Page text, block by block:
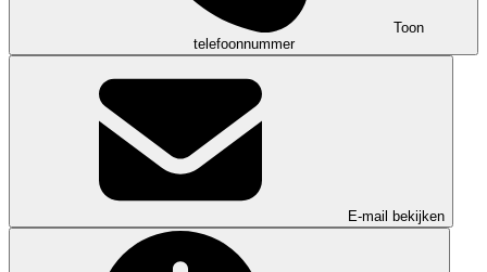
Toon
telefoonnummer
E-mail bekijken